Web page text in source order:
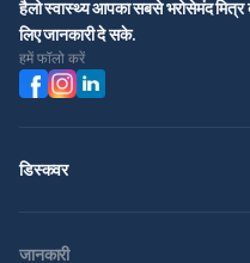
हैलो स्वास्थ्य आपका सबसे भरोसेमंद मित्र
लिए जानकारी दे सके.
हमें फॉलो करें
डिस्कवर
जानकारी